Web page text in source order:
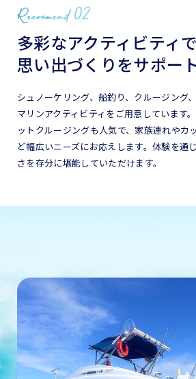
多彩なアクティビティで
思い出づくりをサポー
シュノーケリング、船釣り、クルージング
マリンアクティビティをご用意しています
ットクルージングも人気で、家族連れやカ
ど幅広いニーズにお応えします。体験を通
さを存分に堪能していただけます。